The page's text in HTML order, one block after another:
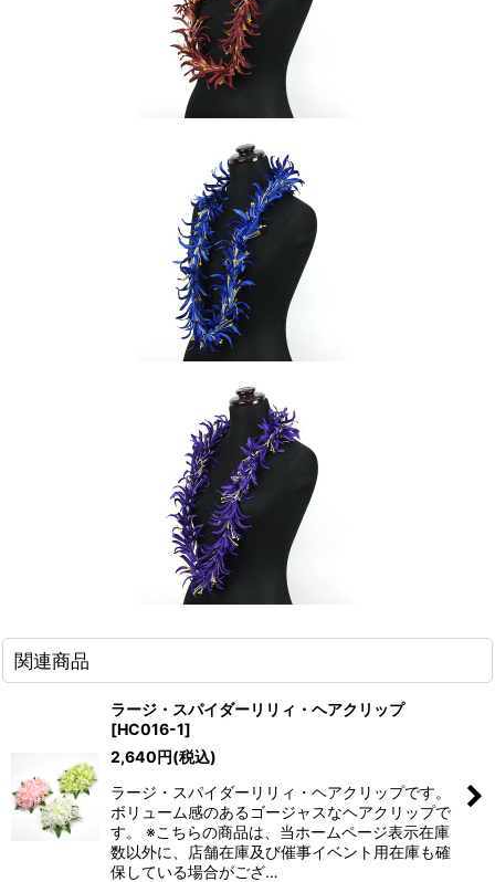
関連商品
ラージ・スパイダーリリィ・ヘアクリップ
[HC016-1]
2,640円(税込)
ラージ・スパイダーリリィ・ヘアクリップです。
ボリューム感のあるゴージャスなヘアクリップで
す。 ※こちらの商品は、当ホームページ表示在庫
数以外に、店舗在庫及び催事イベント用在庫も確
保している場合がござ…